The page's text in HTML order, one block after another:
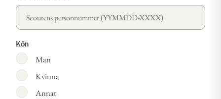
Kön
Man
Kvinna
Annat